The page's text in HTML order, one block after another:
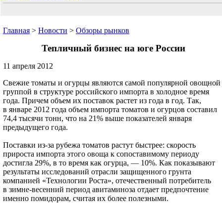
Главная > Новости > Обзоры рынков
Тепличный бизнес на юге России
11 апреля 2012
Свежие томаты и огурцы являются самой популярной овощной
группой в структуре российского импорта в холодное время
года. Причем объем их поставок растет из года в год. Так,
в январе 2012 года объем импорта томатов и огурцов составил
74,4 тысячи тонн, что на 21% выше показателей января
предыдущего года.
Поставки из-за рубежа томатов растут быстрее: скорость
прироста импорта этого овоща к сопоставимому периоду
достигла 29%, в то время как огурца, — 10%. Как показывают
результаты исследований отрасли защищенного грунта
компанией «Технологии Роста», отечественный потребитель
в зимне-весенний период авитаминоза отдает предпочтение
именно помидорам, считая их более полезными.